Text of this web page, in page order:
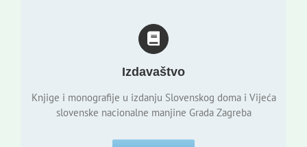
Izdavaštvo
Knjige i monografije u izdanju Slovenskog doma i Vijeća
slovenske nacionalne manjine Grada Zagreba